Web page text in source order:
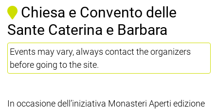
Chiesa e Convento delle
Sante Caterina e Barbara
Events may vary, always contact the organizers
before going to the site.
In occasione dell’iniziativa Monasteri Aperti edizione